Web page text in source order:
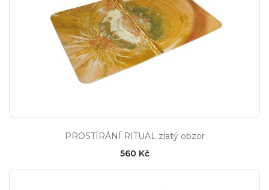
PROSTÍRÁNÍ RITUAL zlatý obzor
560 Kč